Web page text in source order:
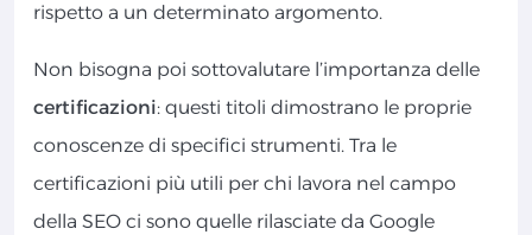
rispetto a un determinato argomento.
Non bisogna poi sottovalutare l’importanza delle
certificazioni: questi titoli dimostrano le proprie
conoscenze di specifici strumenti. Tra le
certificazioni più utili per chi lavora nel campo
della SEO ci sono quelle rilasciate da Google